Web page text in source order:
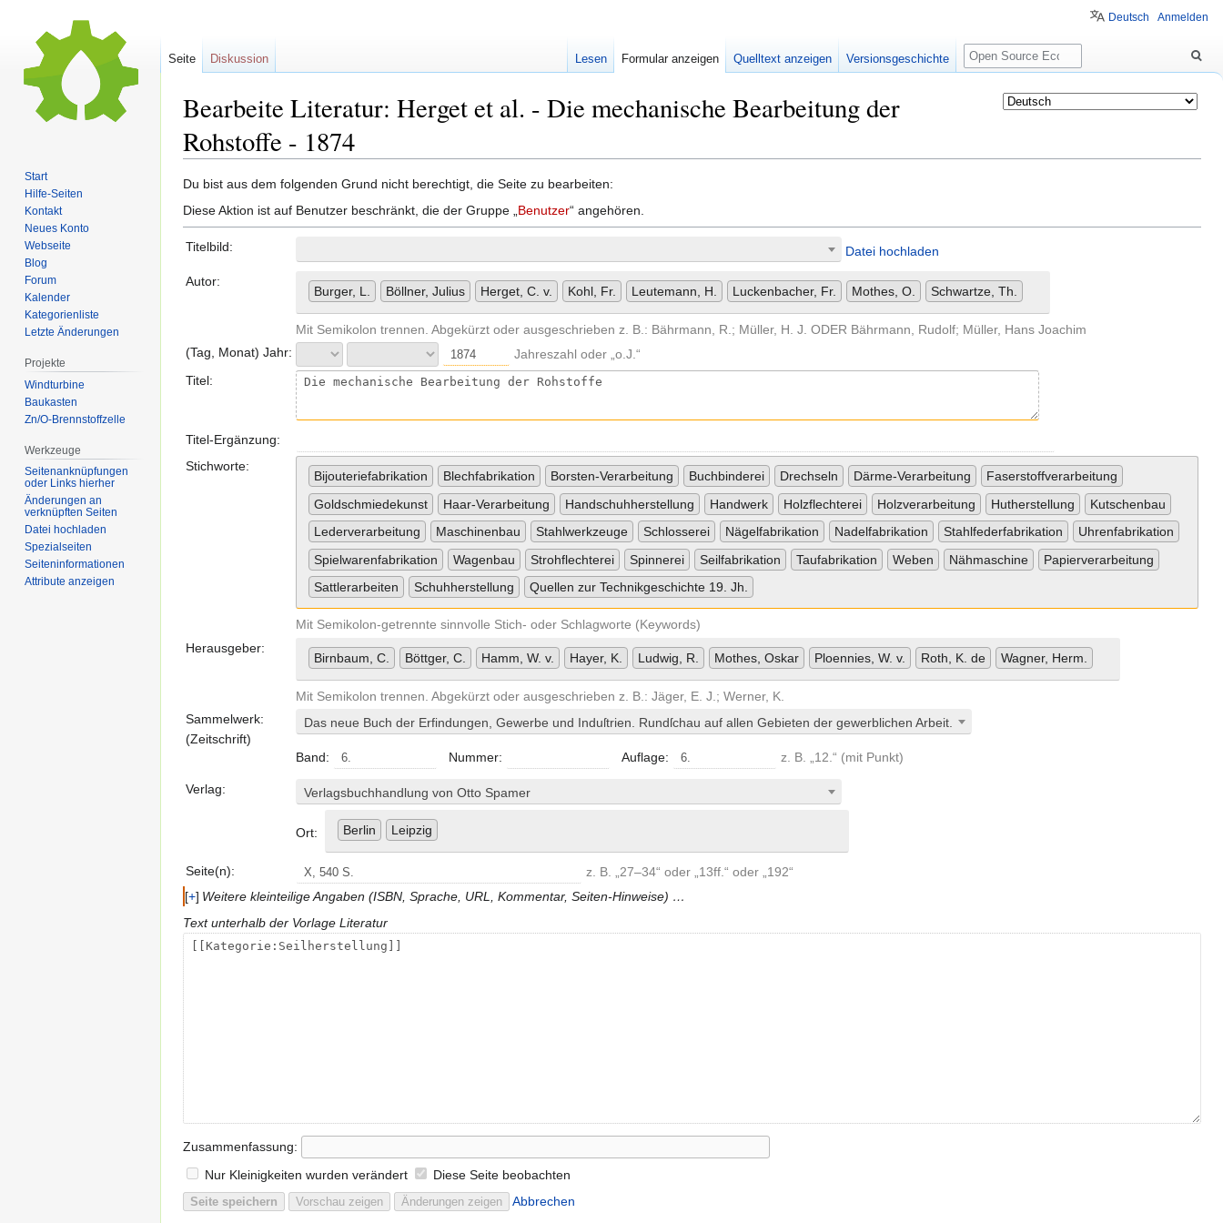
Bearbeite Literatur: Herget et al. - Die mechanische Bearbeitung der
Rohstoffe - 1874
Zur
Navigation
springen
Zur
Suche
springen
Du bist aus dem folgenden Grund nicht berechtigt, die Seite zu bearbeiten:
Diese Aktion ist auf Benutzer beschränkt, die der Gruppe „Benutzer“ angehören.
Titelbild: Datei hochladen
Autor:
Burger, L. Böllner, Julius Herget, C. v. Kohl, Fr. Leutemann, H. Luckenbacher, Fr. Mothes, O. Schwartze, Th.
Mit Semikolon trennen. Abgekürzt oder ausgeschrieben z. B.: Bährmann, R.; Müller, H. J. ODER Bährmann, Rudolf; Müller, Hans Joachim
(Tag, Monat) Jahr:
Jahreszahl oder „o.J.“
Titel:
Titel-Ergänzung:
Stichworte:
Bijouteriefabrikation Blechfabrikation Borsten-Verarbeitung Buchbinderei Drechseln Därme-Verarbeitung
Faserstoffverarbeitung
Goldschmiedekunst
Haar-Verarbeitung Handschuhherstellung Handwerk Holzflechterei Holzverarbeitung Hutherstellung
Kutschenbau
Lederverarbeitung
Maschinenbau Stahlwerkzeuge Schlosserei Nägelfabrikation Nadelfabrikation Stahlfederfabrikation
Uhrenfabrikation
Spielwarenfabrikation
Wagenbau Strohflechterei Spinnerei Seilfabrikation Taufabrikation Weben Nähmaschine
Papierverarbeitung
Sattlerarbeiten
Schuhherstellung Quellen zur Technikgeschichte 19. Jh.
Mit Semikolon-getrennte sinnvolle Stich- oder Schlagworte (Keywords)
Herausgeber:
Birnbaum, C. Böttger, C. Hamm, W. v. Hayer, K. Ludwig, R. Mothes, Oskar Ploennies, W. v. Roth, K. de Wagner, Herm.
Mit Semikolon trennen. Abgekürzt oder ausgeschrieben z. B.: Jäger, E. J.; Werner, K.
Sammelwerk:
(Zeitschrift)
Das neue Buch der Erfindungen, Gewerbe und Induſtrien. Rundſchau auf allen Gebieten der gewerblichen Arbeit.
Band: Nummer: Auflage: z. B. „12.“ (mit Punkt)
Verlag: Verlagsbuchhandlung von Otto Spamer
Ort: Berlin Leipzig
Seite(n):
z. B. „27–34“ oder „13ff.“ oder „192“
+ Weitere kleinteilige Angaben (ISBN, Sprache, URL, Kommentar, Seiten-Hinweise) …
Text unterhalb der Vorlage Literatur
Zusammenfassung:
Nur Kleinigkeiten wurden verändert
Diese Seite beobachten
Abbrechen
Deutsch Anmelden
Seite Diskussion Lesen Formular anzeigen Quelltext anzeigen Versionsgeschichte
Suche
Start
Hilfe-Seiten
Kontakt
Neues Konto
Webseite
Blog
Forum
Kalender
Kategorienliste
Letzte Änderungen
Projekte
Windturbine
Baukasten
Zn/O-Brennstoffzelle
Werkzeuge
Seitenanknüpfungen
oder Links hierher
Änderungen an
verknüpften Seiten
Datei hochladen
Spezialseiten
Seiten­informationen
Attribute anzeigen